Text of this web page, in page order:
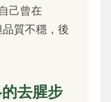
己曾在
質不穩，後
去腥步